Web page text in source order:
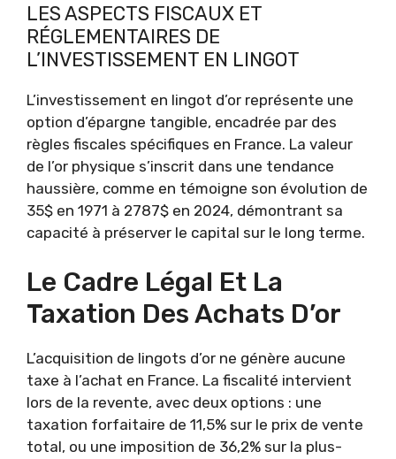
LES ASPECTS FISCAUX ET
RÉGLEMENTAIRES DE
L’INVESTISSEMENT EN LINGOT
L’investissement en lingot d’or représente une
option d’épargne tangible, encadrée par des
règles fiscales spécifiques en France. La valeur
de l’or physique s’inscrit dans une tendance
haussière, comme en témoigne son évolution de
35$ en 1971 à 2787$ en 2024, démontrant sa
capacité à préserver le capital sur le long terme.
Le Cadre Légal Et La
Taxation Des Achats D’or
L’acquisition de lingots d’or ne génère aucune
taxe à l’achat en France. La fiscalité intervient
lors de la revente, avec deux options : une
taxation forfaitaire de 11,5% sur le prix de vente
total, ou une imposition de 36,2% sur la plus-